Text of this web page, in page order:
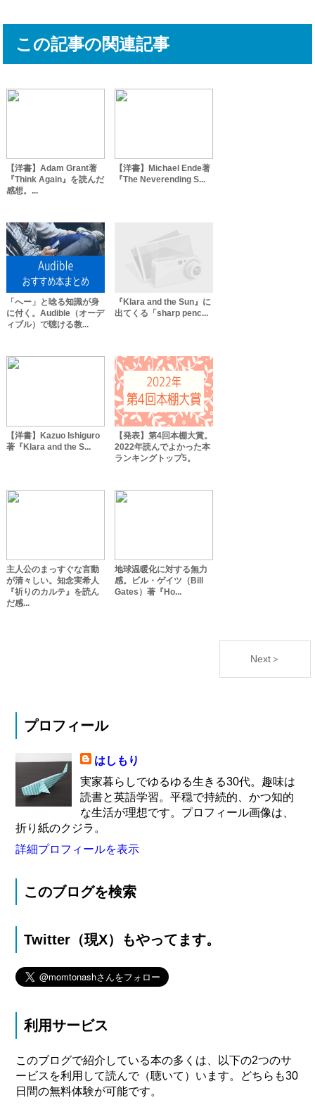
この記事の関連記事
【洋書】Adam Grant著
『Think Again』を読んだ
感想。...
【洋書】Michael Ende著
『The Neverending S...
「へー」と唸る知識が身
に付く。Audible（オーデ
ィブル）で聴ける教...
『Klara and the Sun』に
出てくる「sharp penc...
【洋書】Kazuo Ishiguro
著『Klara and the S...
【発表】第4回本棚大賞。
2022年読んでよかった本
ランキングトップ5。
主人公のまっすぐな言動
が清々しい。知念実希人
『祈りのカルテ』を読ん
だ感...
地球温暖化に対する無力
感。ビル・ゲイツ（Bill
Gates）著『Ho...
Next＞
プロフィール
はしもり
実家暮らしでゆるゆる生きる30代。趣味は
読書と英語学習。平穏で持続的、かつ知的
な生活が理想です。プロフィール画像は、
折り紙のクジラ。
詳細プロフィールを表示
このブログを検索
Twitter（現X）もやってます。
利用サービス
このブログで紹介している本の多くは、以下の2つのサ
ービスを利用して読んで（聴いて）います。どちらも30
日間の無料体験が可能です。